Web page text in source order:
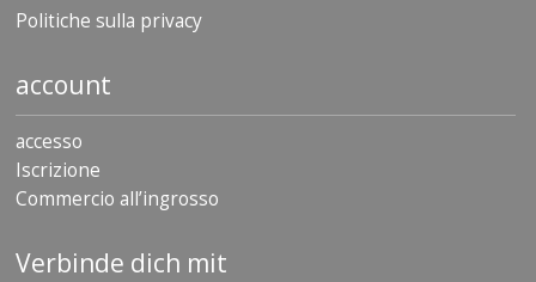
Politiche sulla privacy
account
accesso
Iscrizione
Commercio all’ingrosso
Verbinde dich mit